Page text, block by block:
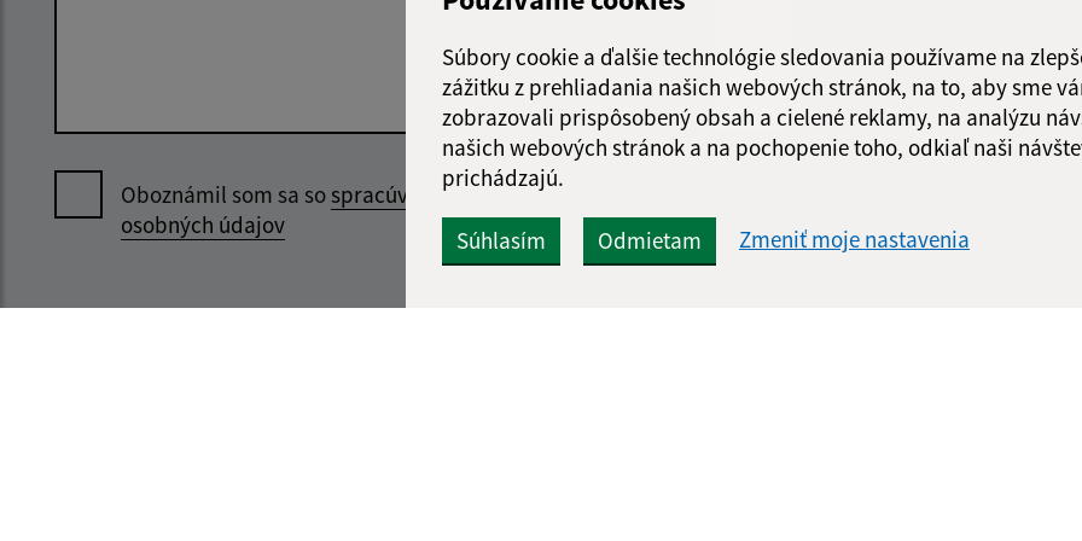
Súbory cookie a ďalšie technológie sledovania používame na
zážitku z prehliadania našich webových stránok, na to, aby sme
zobrazovali prispôsobený obsah a cielené reklamy, na analýzu
našich webových stránok a na pochopenie toho, odkiaľ naši
prichádzajú.
Súhlasím Odmietam Zmeniť moje nastavenia
Oboznámil som sa sospracúvaním
osobných údajov
Google reCaptcha Response
Obedňajšia